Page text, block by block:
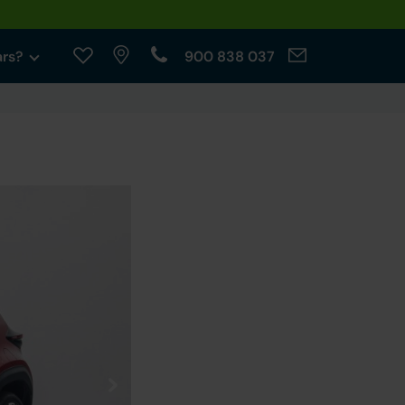
900 838 037